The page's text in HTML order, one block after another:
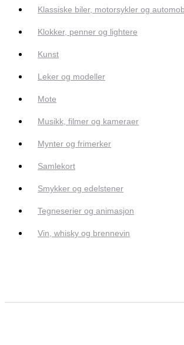
Klassiske biler, motorsykler og
Klokker, penner og lightere
Kunst
Leker og modeller
Mote
Musikk, filmer og kameraer
Mynter og frimerker
Samlekort
Smykker og edelstener
Tegneserier og animasjon
Vin, whisky og brennevin